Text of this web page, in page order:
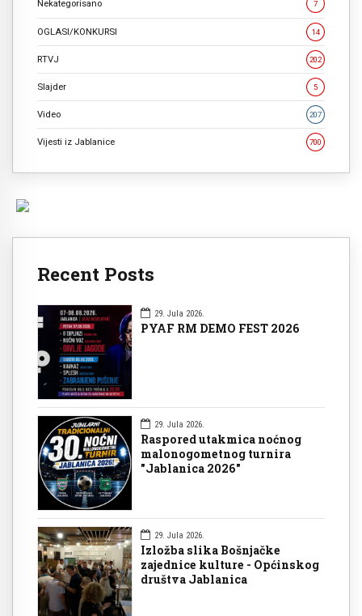
Nekategorisano 7
OGLASI/KONKURSI 14
RTVJ 202
Slajder 5
Video 207
Vijesti iz Jablanice 700
Recent Posts
29. Jula 2026.
PYAF RM DEMO FEST 2026
29. Jula 2026.
Raspored utakmica noćnog
malonogometnog turnira
"Jablanica 2026"
29. Jula 2026.
Izložba slika Bošnjačke
zajednice kulture - Općinskog
društva Jablanica